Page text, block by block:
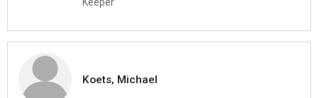
Koets, Michael